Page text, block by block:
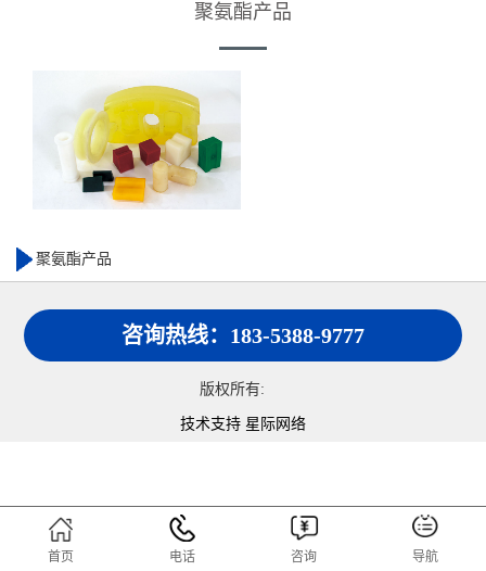
聚氨酯产品
聚氨酯产品
咨询热线：183-5388-9777
版权所有:
技术支持 星际网络
首页 电话 咨询 导航